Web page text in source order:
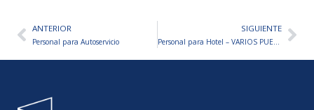
AntANTERIOR
Personal para Autoservicio
SIGUIENTE
Personal para Hotel – VARIOS PUESTOS A CUBRIR